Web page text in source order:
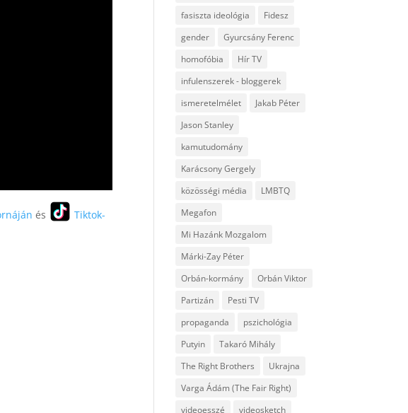
és
Tiktok-
fasiszta ideológia
Fidesz
gender
Gyurcsány Ferenc
homofóbia
Hír TV
infulenszerek - bloggerek
ismeretelmélet
Jakab Péter
Jason Stanley
kamutudomány
Karácsony Gergely
közösségi média
LMBTQ
Megafon
Mi Hazánk Mozgalom
Márki-Zay Péter
Orbán-kormány
Orbán Viktor
Partizán
Pesti TV
propaganda
pszichológia
Putyin
Takaró Mihály
The Right Brothers
Ukrajna
Varga Ádám (The Fair Right)
videoesszé
videosketch